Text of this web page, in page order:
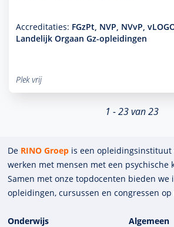
Accreditaties: FGzPt, NVP, NVvP,
Landelijk Orgaan Gz-opleidingen
Plek vrij
1 - 23 van 23
De RINO Groep is een opleidings­insti­tuut
werken met mensen met een psychische
Samen met onze top­docenten bieden we
opleidingen, cursussen en congres­sen op
Onderwijs
Algemeen